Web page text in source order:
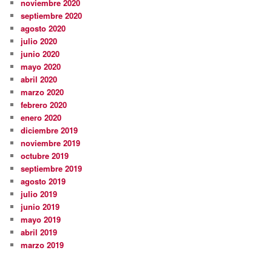
noviembre 2020
septiembre 2020
agosto 2020
julio 2020
junio 2020
mayo 2020
abril 2020
marzo 2020
febrero 2020
enero 2020
diciembre 2019
noviembre 2019
octubre 2019
septiembre 2019
agosto 2019
julio 2019
junio 2019
mayo 2019
abril 2019
marzo 2019